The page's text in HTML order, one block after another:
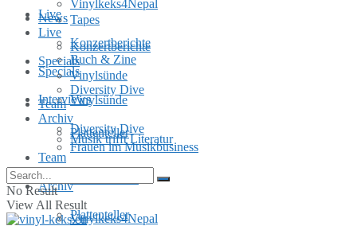
Live
Konzertberichte
Specials
Vinylsünde
Diversity Dive
Team
Archiv
Plattenteller
Tapes
Buch & Zine
Interviews
Musik trifft Literatur
Vinylkeks4Nepal
Vinylkeks4Nepal
News
Live
Konzertberichte
Specials
Vinylsünde
Diversity Dive
Team
Archiv
Plattenteller
Frauen im Musikbusiness
No Result
View All Result